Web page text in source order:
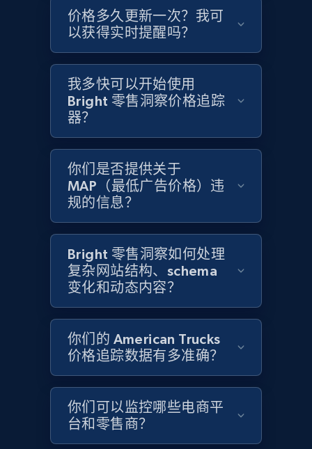
2.1K+ 375+ 立即开始
Amazon products global dataset -
Collecting products by keyword search
Title, Seller name, Brand, Description, Initial
price, Currency, Availability, Reviews count, and
more.
2.1K+ 375+ 立即开始
Amazon products global dataset - Collects
products by best sellers category URL
Title, Seller name, Brand, Description, Initial
Amazon products global dataset - Collect
价格多久更新一次？我可
以获得实时提醒吗？
我多快可以开始使用
Bright 零售洞察价格追踪
器？
你们是否提供关于
MAP（最低广告价格）违
规的信息？
Bright 零售洞察如何处理
复杂网站结构、schema
变化和动态内容？
你们的 American Trucks
价格追踪数据有多准确？
你们可以监控哪些电商平
台和零售商？